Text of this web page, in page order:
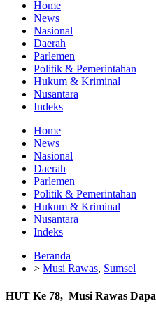
Home
News
Nasional
Daerah
Parlemen
Politik & Pemerintahan
Hukum & Kriminal
Nusantara
Indeks
Home
News
Nasional
Daerah
Parlemen
Politik & Pemerintahan
Hukum & Kriminal
Nusantara
Indeks
Beranda
> Musi Rawas, Sumsel
HUT Ke 78, Musi Rawas